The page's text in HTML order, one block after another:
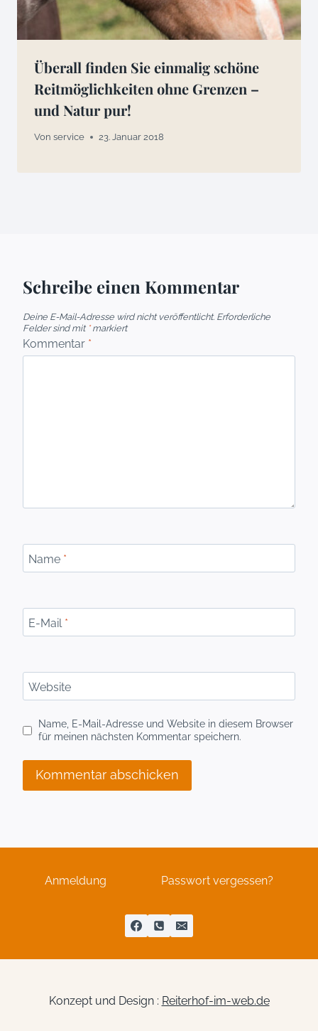
Überall finden Sie einmalig schöne
Reitmöglichkeiten ohne Grenzen –
und Natur pur!
Von service 23. Januar 2018
Schreibe einen Kommentar
Deine E-Mail-Adresse wird nicht veröffentlicht. Erforderliche
Felder sind mit *markiert
Kommentar *
Name *
E-Mail *
Website
Name, E-Mail-Adresse und Website in diesem Browser
für meinen nächsten Kommentar speichern.
Anmeldung Passwort vergessen?
Konzept und Design : Reiterhof-im-web.de